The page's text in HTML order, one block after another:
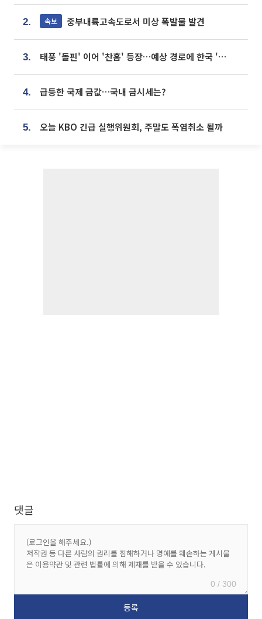
2. 속보 중부내륙고속도로서 미상 폭발물 발견
3. 태풍 '돌핀' 이어 '찬홈' 등장…예상 경로에 한국 '한숨'
4. 급등한 국제 금값…국내 금시세는?
5. 오늘 KBO 긴급 실행위원회, 주말도 폭염취소 될까
댓글
0 / 300